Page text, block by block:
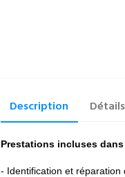
Description
Prestations incluses
- Identification et réparation